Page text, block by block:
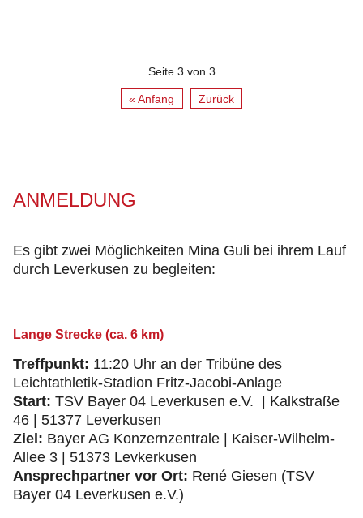
Seite 3 von 3
« Anfang Zurück
ANMELDUNG
Es gibt zwei Möglichkeiten Mina Guli bei ihrem Lauf
durch Leverkusen zu begleiten:
Lange Strecke (ca. 6 km)
Treffpunkt: 11:20 Uhr an der Tribüne des
Leichtathletik-Stadion Fritz-Jacobi-Anlage
Start: TSV Bayer 04 Leverkusen e.V. | Kalkstraße
46 | 51377 Leverkusen
Ziel: Bayer AG Konzernzentrale | Kaiser-Wilhelm-
Allee 3 | 51373 Levkerkusen
Ansprechpartner vor Ort: René Giesen (TSV
Bayer 04 Leverkusen e.V.)